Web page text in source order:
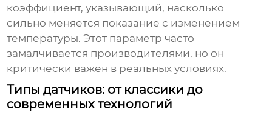
коэффициент, указывающий, насколько
сильно меняется показание с изменением
температуры. Этот параметр часто
замалчивается производителями, но он
критически важен в реальных условиях.
Типы датчиков: от классики до
современных технологий